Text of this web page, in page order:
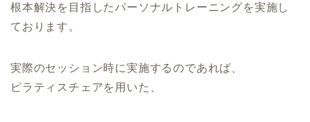
根本解決を目指したパーソナルトレーニングを実施し
ております。
実際のセッション時に実施するのであれば、
ピラティスチェアを用いた、